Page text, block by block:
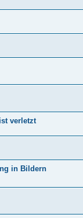
verletzt
in Bildern